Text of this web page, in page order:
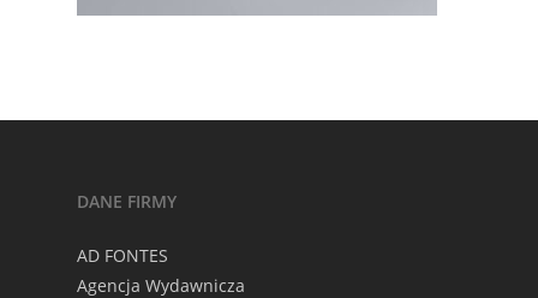
DANE FIRMY
AD FONTES
Agencja Wydawnicza